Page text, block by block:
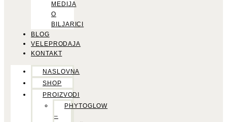
MEDIJA
O
BILJARICI
BLOG
VELEPRODAJA
KONTAKT
NASLOVNA
SHOP
PROIZVODI
PHYTOGLOW
–